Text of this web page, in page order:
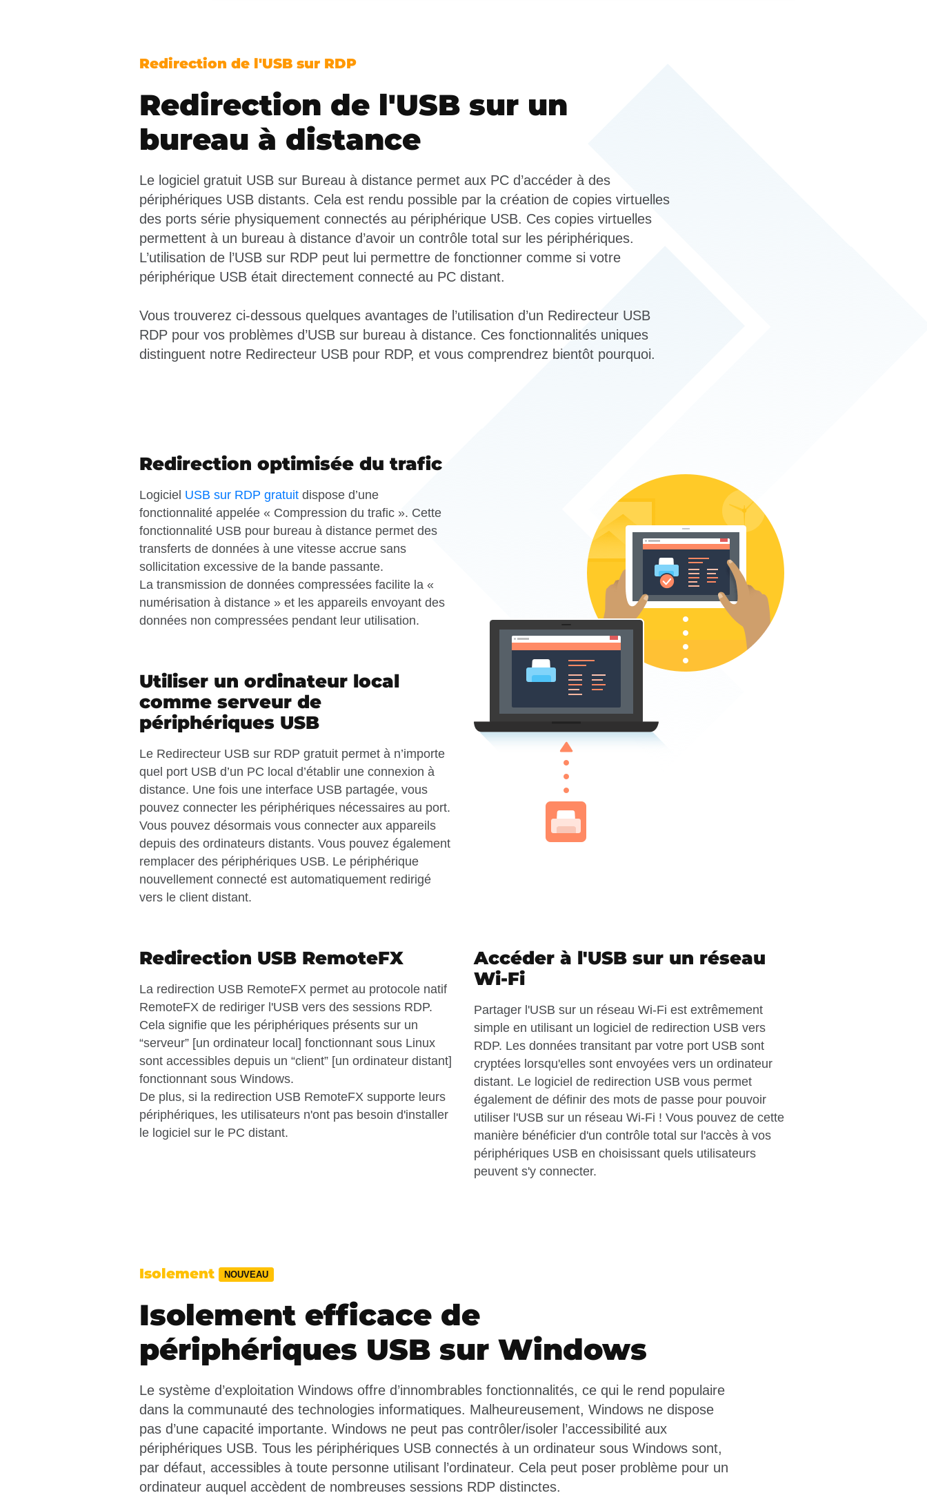
Redirection de l'USB sur RDP
Redirection de l'USB sur un
bureau à distance
Le logiciel gratuit USB sur Bureau à distance permet aux PC d’accéder à des
périphériques USB distants. Cela est rendu possible par la création de copies virtuelles
des ports série physiquement connectés au périphérique USB. Ces copies virtuelles
permettent à un bureau à distance d’avoir un contrôle total sur les périphériques.
L’utilisation de l’USB sur RDP peut lui permettre de fonctionner comme si votre
périphérique USB était directement connecté au PC distant.
Vous trouverez ci-dessous quelques avantages de l’utilisation d’un Redirecteur USB
RDP pour vos problèmes d’USB sur bureau à distance. Ces fonctionnalités uniques
distinguent notre Redirecteur USB pour RDP, et vous comprendrez bientôt pourquoi.
Redirection optimisée du trafic
Logiciel USB sur RDP gratuit dispose d’une
fonctionnalité appelée « Compression du trafic ». Cette
fonctionnalité USB pour bureau à distance permet des
transferts de données à une vitesse accrue sans
sollicitation excessive de la bande passante.
La transmission de données compressées facilite la «
numérisation à distance » et les appareils envoyant des
données non compressées pendant leur utilisation.
Utiliser un ordinateur local
comme serveur de
périphériques USB
Le Redirecteur USB sur RDP gratuit permet à n’importe
quel port USB d’un PC local d’établir une connexion à
distance. Une fois une interface USB partagée, vous
pouvez connecter les périphériques nécessaires au port.
Vous pouvez désormais vous connecter aux appareils
depuis des ordinateurs distants. Vous pouvez également
remplacer des périphériques USB. Le périphérique
nouvellement connecté est automatiquement redirigé
vers le client distant.
Redirection USB RemoteFX
La redirection USB RemoteFX permet au protocole natif
RemoteFX de rediriger l'USB vers des sessions RDP.
Cela signifie que les périphériques présents sur un
“serveur” [un ordinateur local] fonctionnant sous Linux
sont accessibles depuis un “client” [un ordinateur distant]
fonctionnant sous Windows.
De plus, si la redirection USB RemoteFX supporte leurs
périphériques, les utilisateurs n'ont pas besoin d'installer
le logiciel sur le PC distant.
Accéder à l'USB sur un réseau
Wi-Fi
Partager l'USB sur un réseau Wi-Fi est extrêmement
simple en utilisant un logiciel de redirection USB vers
RDP. Les données transitant par votre port USB sont
cryptées lorsqu'elles sont envoyées vers un ordinateur
distant. Le logiciel de redirection USB vous permet
également de définir des mots de passe pour pouvoir
utiliser l'USB sur un réseau Wi-Fi ! Vous pouvez de cette
manière bénéficier d'un contrôle total sur l'accès à vos
périphériques USB en choisissant quels utilisateurs
peuvent s'y connecter.
Isolement NOUVEAU
Isolement efficace de
périphériques USB sur Windows
Le système d’exploitation Windows offre d’innombrables fonctionnalités, ce qui le rend populaire
dans la communauté des technologies informatiques. Malheureusement, Windows ne dispose
pas d’une capacité importante. Windows ne peut pas contrôler/isoler l’accessibilité aux
périphériques USB. Tous les périphériques USB connectés à un ordinateur sous Windows sont,
par défaut, accessibles à toute personne utilisant l’ordinateur. Cela peut poser problème pour un
ordinateur auquel accèdent de nombreuses sessions RDP distinctes.